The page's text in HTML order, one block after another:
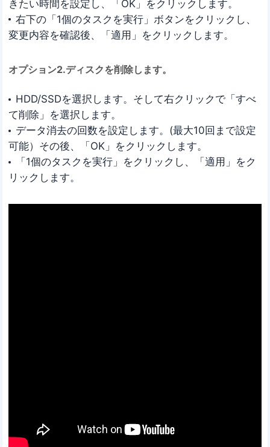
きたい時間を設定し、「OK」をクリックします。
右下の「1個のタスクを実行」ボタンをクリックし、
変更内容を確認後、「適用」をクリックします。
オプション2.ディスクを削除します。
HDD/SSDを選択します。そして右クリックで「すべ
て削除」を選択します。
データ消去の回数を設定します。(最大10回まで設定
可能）その後、「OK」をクリックします。
「1個のタスクを実行」をクリックし、「適用」をク
リックします。